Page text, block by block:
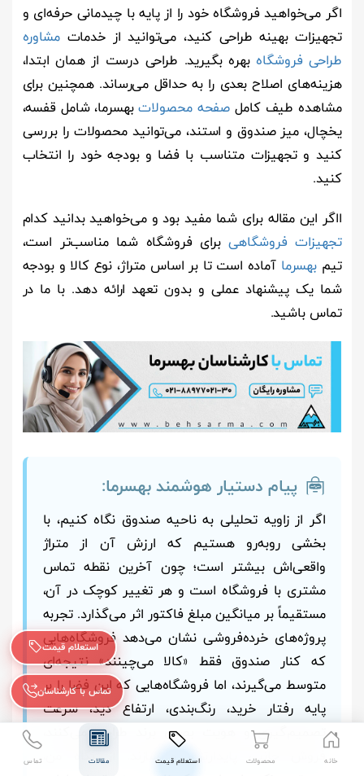
اگر می‌خواهید فروشگاه خود را از پایه با چیدمانی حرفه‌ای و
تجهیزات بهینه طراحی کنید، می‌توانید از خدماتمشاوره
طراحی فروشگاهبهره بگیرید. طراحی درست از همان ابتدا،
هزینه‌های اصلاح بعدی را به حداقل می‌رساند. همچنین برای
مشاهده طیف کامل صفحه محصولاتبهسرما، شامل قفسه،
یخچال، میز صندوق و استند، می‌توانید محصولات را بررسی
کنید و تجهیزات متناسب با فضا و بودجه خود را انتخاب
کنید.
ااگر این مقاله برای شما مفید بود و می‌خواهید بدانید کدام
تجهیزات فروشگاهیبرای فروشگاه شما مناسب‌تر است،
تیم بهسرما آماده است تا بر اساس متراژ، نوع کالا و بودجه
شما یک پیشنهاد عملی و بدون تعهد ارائه دهد. با ما در
تماس باشید.
پیام دستیار هوشمند بهسرما:
اگر از زاویه تحلیلی به ناحیه صندوق نگاه کنیم، با
بخشی روبه‌رو هستیم که ارزش آن از متراژ
واقعی‌اش بیشتر است؛ چون آخرین نقطه تماس
مشتری با فروشگاه است و هر تغییر کوچک در آن،
مستقیماً بر میانگین مبلغ فاکتور اثر می‌گذارد. تجربه
پروژه‌های خرده‌فروشی نشان می‌دهد فروشگاه‌هایی
که کنار صندوق فقط «کالا می‌چینند» نتیجه‌ای
متوسط می‌گیرند، اما فروشگاه‌هایی که این فضا را بر
پایه رفتار خرید، رنگ‌بندی، ارتفاع دید، سرعت
تصمیم‌گیری و هویت بصری برند طراحی می‌کنند،
فروش جانبی پایدارتری می‌سازند. از نگاه من،
تماس با کارشناسان
استعلام قیمت
خانه محصولات استعلام قیمت مقالات تماس